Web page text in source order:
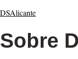
DSAlicante
Sobre